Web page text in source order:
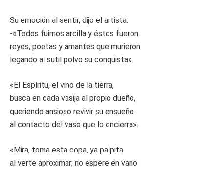
Su emoción al sentir, dijo el artista:
-«Todos fuimos arcilla y éstos fueron
reyes, poetas y amantes que murieron
legando al sutil polvo su conquista».
«EI Espíritu, el vino de la tierra,
busca en cada vasija al propio dueño,
queriendo ansioso revivir su ensueño
al contacto del vaso que lo encierra».
«Mira, toma esta copa, ya palpita
al verte aproximar; no espere en vano